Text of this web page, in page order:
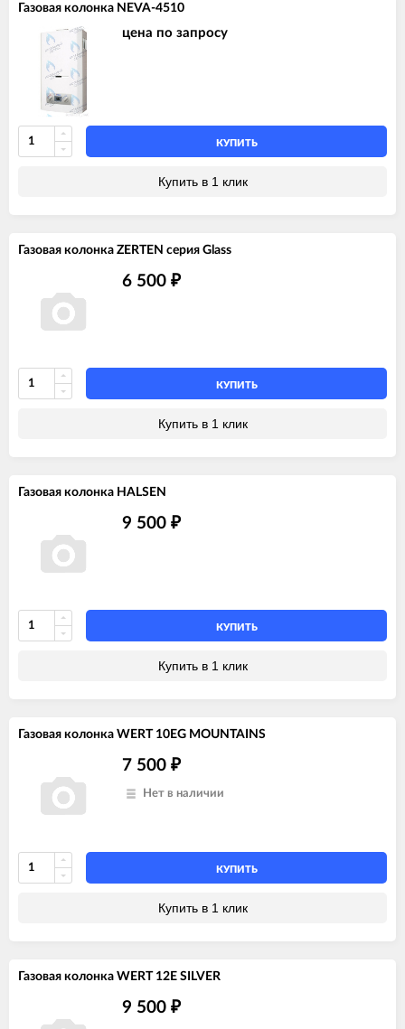
Газовая колонка NEVA-4510
цена по запросу
КУПИТЬ
Купить в 1 клик
Газовая колонка ZERTEN серия Glass
6 500 ₽
КУПИТЬ
Купить в 1 клик
Газовая колонка HALSEN
9 500 ₽
КУПИТЬ
Купить в 1 клик
Газовая колонка WERT 10EG MOUNTAINS
7 500 ₽
Нет в наличии
КУПИТЬ
Купить в 1 клик
Газовая колонка WERT 12E SILVER
9 500 ₽